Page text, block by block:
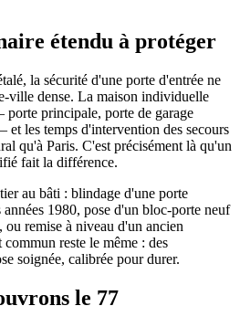
étendu à protéger
la sécurité d'une porte d'entrée ne
ville dense. La maison individuelle
principale, porte de garage
et les temps d'intervention des secours
qu'à Paris. C'est précisément là qu'un
fait la différence.
au bâti : blindage d'une porte
1980, pose d'un bloc-porte neuf
ou remise à niveau d'un ancien
reste le même : des
soignée, calibrée pour durer.
le 77